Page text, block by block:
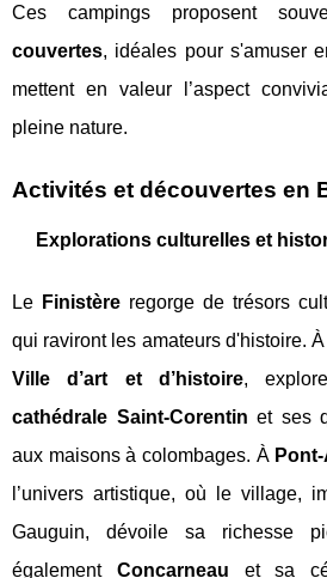
Ces campings proposent
couvertes, idéales pour s'amuser
mettent en valeur l’aspect
pleine nature.
Activités et découvertes en
Explorations culturelles et
Le Finistère regorge de trésors
qui raviront les amateurs d'histoire.
Ville d’art et d’histoire,
cathédrale Saint-Corentin et ses
aux maisons à colombages. À
l’univers artistique, où le village,
Gauguin, dévoile sa richesse
également Concarneau et sa